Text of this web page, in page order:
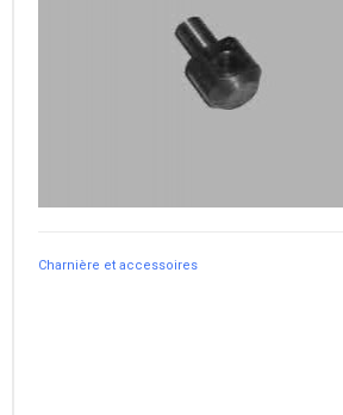
Charnière et accessoires